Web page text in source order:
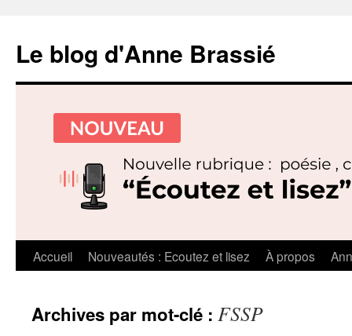
Le blog d'Anne Brassié
Aller
contenu
Accueil Nouveautés : Ecoutez et lisez À propos
Archives par mot-clé : FSSP